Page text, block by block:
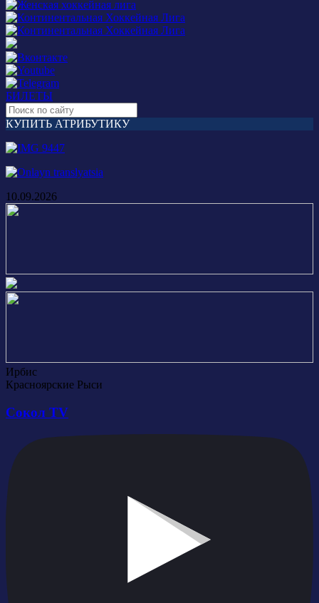
БИЛЕТЫ
КУПИТЬ АТРИБУТИКУ
10.09.2026
Ирбис
Красноярские Рыси
Сокол TV